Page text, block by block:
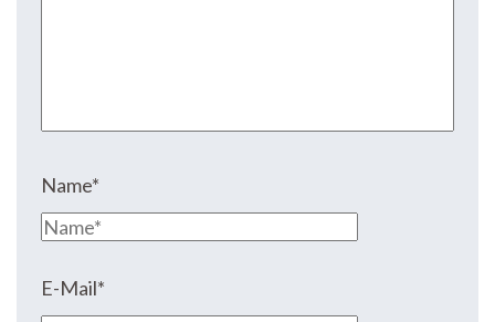
Name*
E-Mail*